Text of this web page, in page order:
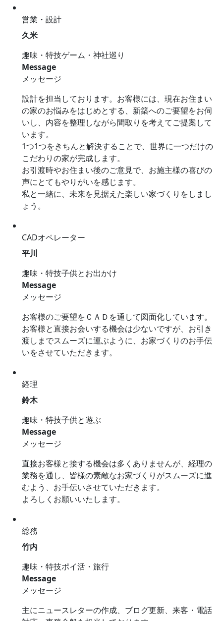
営業・設計
久米
趣味・特技ゲーム・神社巡り
Message
メッセージ
設計を担当しております。お客様には、現在お住まい
の家のお悩みをはじめとする、新築へのご要望をお伺
いし、内容を整理しながら間取りを考えてご提案して
います。
1つ1つをきちんと解決することで、世界に一つだけの
こだわりの家が完成します。
お引渡時やお住まい後のご意見で、お施主様の喜びの
声にとてもやりがいを感じます。
私と一緒に、未来を見据えた楽しい家づくりをしまし
ょう。
CADオペレーター
平川
趣味・特技子供とお出かけ
Message
メッセージ
お客様のご要望をＣＡＤを通して図面化しています。
お客様と直接お会いする機会は少ないですが、お引き
渡しまでスムーズに運ぶように、お家づくりのお手伝
いをさせていただきます。
経理
鈴木
趣味・特技子供と遊ぶ
Message
メッセージ
直接お客様と接する機会は多くありませんが、経理の
業務を通し、皆様の素敵なお家づくりがスムーズに進
むよう、お手伝いさせていただきます。
よろしくお願いいたします。
総務
竹内
趣味・特技ポイ活・旅行
Message
メッセージ
主にニュースレターの作成、ブログ更新、来客・電話